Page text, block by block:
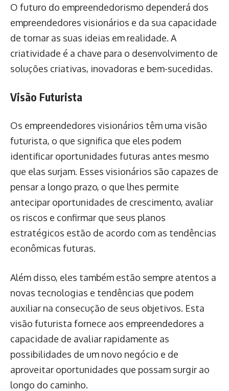
O futuro do empreendedorismo dependerá dos
empreendedores visionários e da sua capacidade
de tornar as suas ideias em realidade. A
criatividade é a chave para o desenvolvimento de
soluções criativas, inovadoras e bem-sucedidas.
Visão Futurista
Os empreendedores visionários têm uma visão
futurista, o que significa que eles podem
identificar oportunidades futuras antes mesmo
que elas surjam. Esses visionários são capazes de
pensar a longo prazo, o que lhes permite
antecipar oportunidades de crescimento, avaliar
os riscos e confirmar que seus planos
estratégicos estão de acordo com as tendências
econômicas futuras.
Além disso, eles também estão sempre atentos a
novas tecnologias e tendências que podem
auxiliar na consecução de seus objetivos. Esta
visão futurista fornece aos empreendedores a
capacidade de avaliar rapidamente as
possibilidades de um novo negócio e de
aproveitar oportunidades que possam surgir ao
longo do caminho.